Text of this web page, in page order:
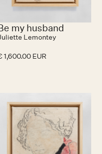
my husband
Lemontey
1,600.00 EUR
items found.